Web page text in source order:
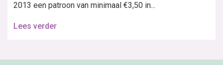
2013 een patroon van minimaal €3,50 in...
Lees verder